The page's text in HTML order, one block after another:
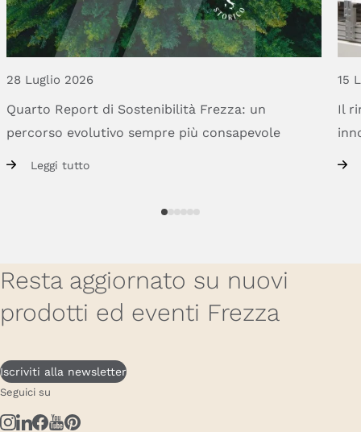
28 Luglio 2026
Quarto Report di Sostenibilità Frezza: un
percorso evolutivo sempre più consapevole
Leggi tutto
15
Il
Resta aggiornato su nuovi
prodotti ed eventi Frezza
Iscriviti alla newsletter
Seguici su